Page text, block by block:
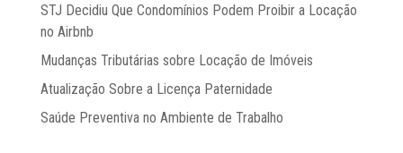
STJ Decidiu Que Condomínios Podem Proibir a Locação
no Airbnb
Mudanças Tributárias sobre Locação de Imóveis
Atualização Sobre a Licença Paternidade
Saúde Preventiva no Ambiente de Trabalho